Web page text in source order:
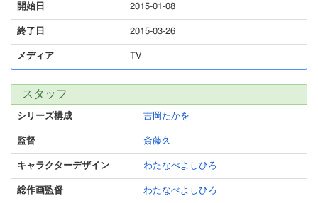
開始日 2015-01-08
終了日 2015-03-26
メディア TV
スタッフ
シリーズ構成 吉岡たかを
監督 斎藤久
キャラクターデザイン わたなべよしひろ
総作画監督 わたなべよしひろ